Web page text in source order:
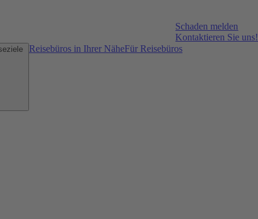
Schaden melden
Kontaktieren Sie uns!
Reisebüros in Ihrer NäheFür Reisebüros